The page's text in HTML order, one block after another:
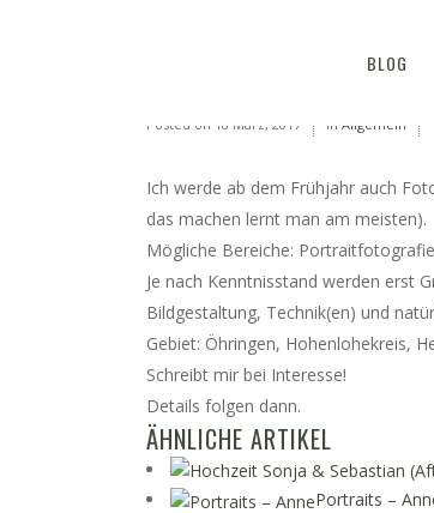
BLOG
Posted on 18 März, 2017 in Allgemein
Ich werde ab dem Frühjahr auch
das machen lernt man am meisten).
Mögliche Bereiche:
Je nach Kenntnisstand werden erst
Bildgestaltung, Technik(en) und
Gebiet: Öhringen, Hohenlohekreis,
Schreibt mir bei Interesse!
Details folgen dann.
ÄHNLICHE ARTIKEL
Portraits –